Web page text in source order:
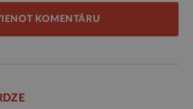
KOMENTĀRU